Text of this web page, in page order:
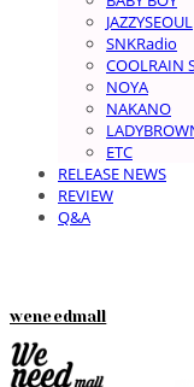
JAZZYSEOUL
SNKRadio
COOLRAIN
NOYA
NAKANO
ETC
RELEASE NEWS
REVIEW
Q&A
weneedmall